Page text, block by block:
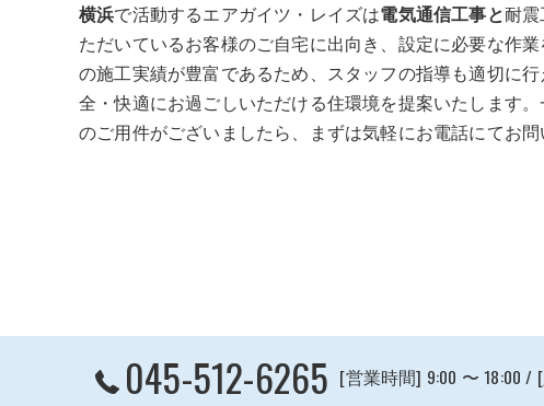
横浜で活動するエアガイツ・レイズは電気通信工事と耐
ただいているお客様のご自宅に出向き、設定に必要な作
の施工実績が豊富であるため、スタッフの指導も適切に
全・快適にお過ごしいただける住環境を提案いたします
のご用件がございましたら、まずは気軽にお電話にてお問
045-512-6265 [営業時間] 9:00 〜 18:00